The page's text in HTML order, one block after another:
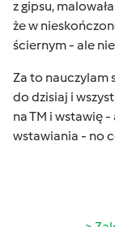
z gipsu,
że w
ściernym - ale
Za to nauczylam
do dzisiaj i
na TM i wstawię
wstawiania - no